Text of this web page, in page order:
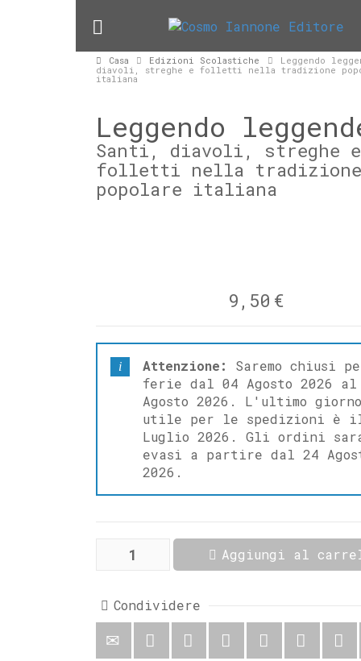
Casa Edizioni Scolastiche
Leggendo
diavoli, streghe e folletti nella tradizione
italiana
Leggendo
Santi, diavoli, streghe e
folletti nella
popolare italiana
9,50 €
Attenzione:
Saremo chiusi
ferie dal 04 Agosto 2026 al
Agosto 2026. L'ultimo
utile per le spedizioni è
Luglio 2026. Gli ordini
evasi a partire dal 24
2026.
leggende
e
tradizione
Aggiungi al
Condividere